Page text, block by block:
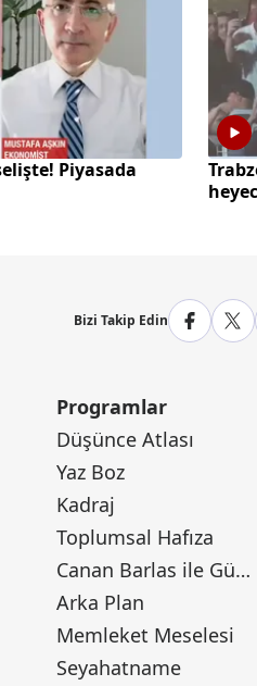
Piyasada
Bizi Takip Edin
Programlar
Düşünce Atlası
Yaz Boz
Kadraj
Toplumsal Hafıza
Canan Barlas ile Gündem
Arka Plan
Memleket Meselesi
Seyahatname